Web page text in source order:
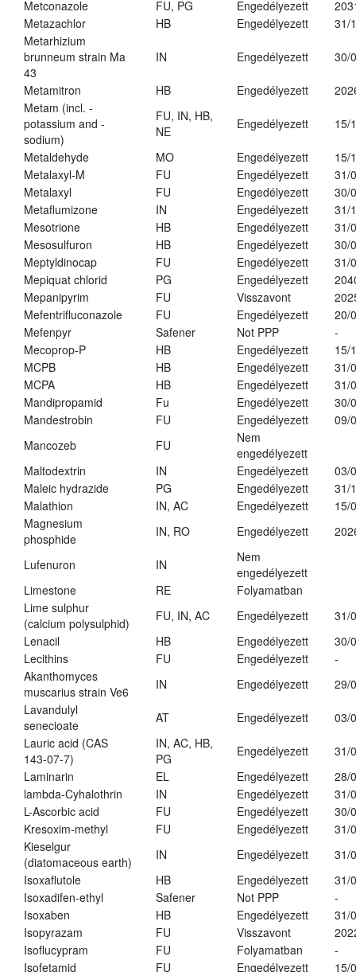
Metconazole
FU, PG Engedélyezett
Metazachlor
HB Engedélyezett
31/
Metarhizium
brunneum strain Ma
43
IN Engedélyezett 30/
Metamitron HB Engedélyezett
Metam (incl. -
potassium and -
sodium)
FU, IN, HB,
NE
Engedélyezett 15/
Metaldehyde MO Engedélyezett
15/
Metalaxyl-M
FU Engedélyezett
31/
Metalaxyl
FU Engedélyezett
30/
Metaflumizone
IN Engedélyezett
31/
Mesotrione
HB Engedélyezett
31/
Mesosulfuron
HB Engedélyezett
30/
Meptyldinocap
FU Engedélyezett
31/
Mepiquat chlorid
PG Engedélyezett
Mepanipyrim
FU Visszavont
Mefentrifluconazole
FU Engedélyezett
20/
Mefenpyr
Safener Not PPP
-
Mecoprop-P
HB Engedélyezett
15/
MCPB
HB Engedélyezett
31/
MCPA
HB Engedélyezett
31/
Mandipropamid
Fu Engedélyezett
30/
Mandestrobin
FU Engedélyezett
09/
Mancozeb
FU
Nem
engedélyezett
Maltodextrin
IN Engedélyezett
03/
Maleic hydrazide
PG Engedélyezett
31/
Malathion
IN, AC Engedélyezett
15/
Magnesium
phosphide
IN, RO Engedélyezett
Lufenuron IN
Nem
engedélyezett
Limestone
RE
Folyamatban
Lime sulphur
(calcium polysulphid)
FU, IN, AC Engedélyezett
31/
Lenacil
HB Engedélyezett
30/
Lecithins
FU Engedélyezett
-
Akanthomyces
muscarius strain Ve6
IN Engedélyezett
29/
Lavandulyl
senecioate
AT Engedélyezett
03/
Lauric acid (CAS
143-07-7)
IN, AC, HB,
PG
Engedélyezett
31/
Laminarin
EL Engedélyezett
28/
lambda-Cyhalothrin
IN Engedélyezett
31/
L-Ascorbic acid
FU Engedélyezett
30/
Kresoxim-methyl
FU Engedélyezett
31/
Kieselgur
(diatomaceous earth)
IN Engedélyezett
31/
Isoxaflutole
HB Engedélyezett
31/
Isoxadifen-ethyl
Safener Not PPP
-
Isoxaben
HB Engedélyezett
31/
Isopyrazam
FU Visszavont
Isoflucypram
FU Folyamatban
-
Isofetamid
FU Engedélyezett
15/